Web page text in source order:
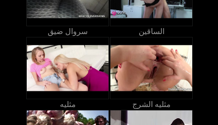
سروال ضيق الساقين
مثليه مثليه الشرج